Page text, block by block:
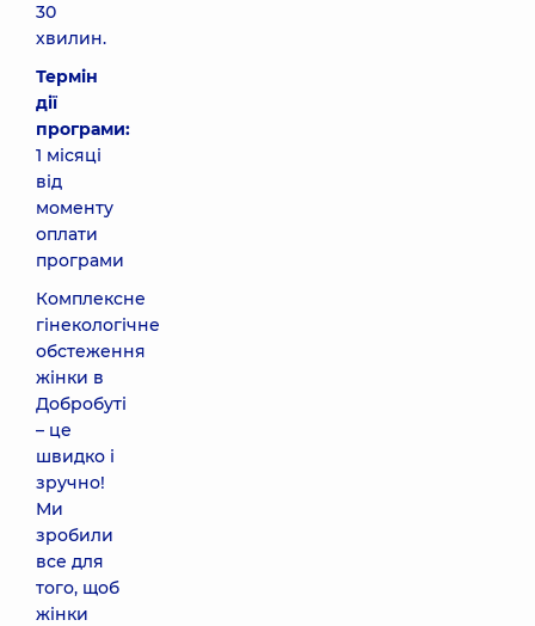
30
хвилин.
Термін
дії
програми:
1 місяці
від
моменту
оплати
програми
Комплексне
гінекологічне
обстеження
жінки в
Добробуті
– це
швидко і
зручно!
Ми
зробили
все для
того, щоб
жінки